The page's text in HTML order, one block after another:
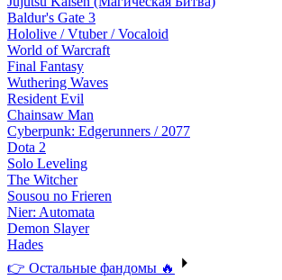
Baldur's Gate 3
Hololive / Vtuber / Vocaloid
World of Warcraft
Final Fantasy
Wuthering Waves
Resident Evil
Chainsaw Man
Cyberpunk: Edgerunners / 2077
Dota 2
Solo Leveling
The Witcher
Sousou no Frieren
Nier: Automata
Demon Slayer
Hades
👉 Остальные фандомы 🔥